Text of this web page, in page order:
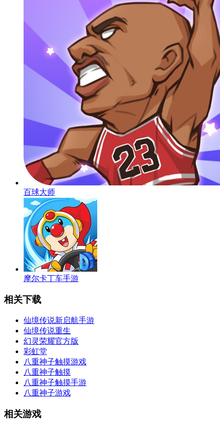
百球大师
摩尔卡丁车手游
相关下载
仙境传说新启航手游
仙境传说重生
幻灵荣耀官方版
彩虹堂
八重神子触摸游戏
八重神子触摸
八重神子触摸手游
八重神子游戏
相关游戏